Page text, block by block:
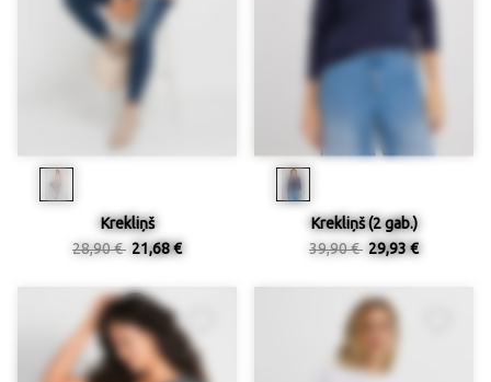
Krekliņš
28,90 € 21,68 €
Krekliņš (2 gab.)
39,90 € 29,93 €